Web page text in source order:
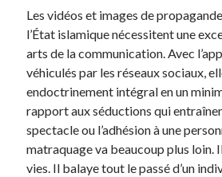
Les vidéos et images de
l’État islamique nécessitent une
arts de la communication. Avec
véhiculés par les réseaux sociaux,
endoctrinement intégral en un
rapport aux séductions qui
spectacle ou l’adhésion à une
matraquage va beaucoup plus loin.
vies. Il balaye tout le passé d’un